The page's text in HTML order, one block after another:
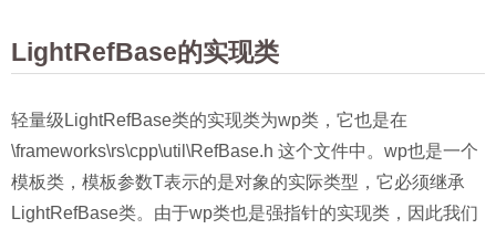
LightRefBase的实现类
轻量级LightRefBase类的实现类为wp类，它也是在
\frameworks\rs\cpp\util\RefBase.h 这个文件中。wp也是一个
模板类，模板参数T表示的是对象的实际类型，它必须继承
LightRefBase类。由于wp类也是强指针的实现类，因此我们